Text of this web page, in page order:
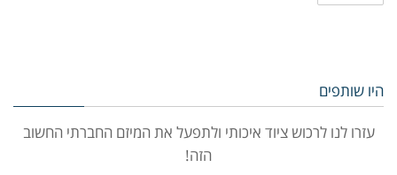
היו שותפים
עזרו לנו לרכוש ציוד איכותי ולתפעל את המיזם החברתי החשוב
הזה!